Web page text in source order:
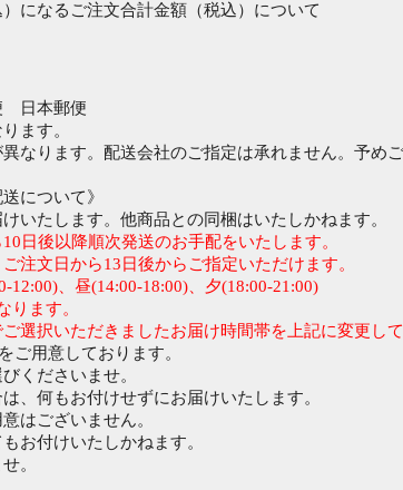
になるご注文合計金額（税込）について
日本郵便
ます。
なります。配送会社のご指定は承れません。予め
について》
いたします。他商品との同梱はいたしかねます。
日後以降順次発送のお手配をいたします。
注文日から13日後からご指定いただけます。
12:00)、昼(14:00-18:00)、夕(18:00-21:00)
ります。
選択いただきましたお届け時間帯を上記に変更し
ご用意しております。
くださいませ。
、何もお付けせずにお届けいたします。
はございません。
お付けいたしかねます。
。